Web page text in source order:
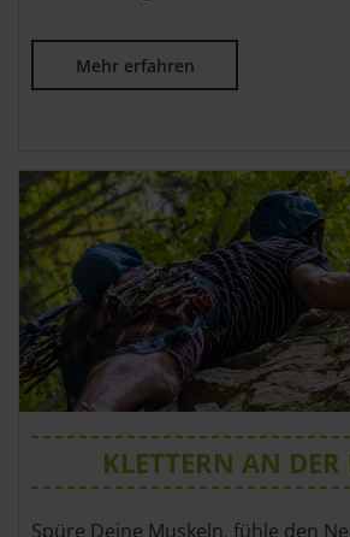
Mehr erfahren
KLETTERN AN DER
Spüre Deine Muskeln, fühle den